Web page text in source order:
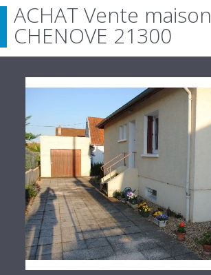
ACHAT Vente maison
CHENOVE 21300